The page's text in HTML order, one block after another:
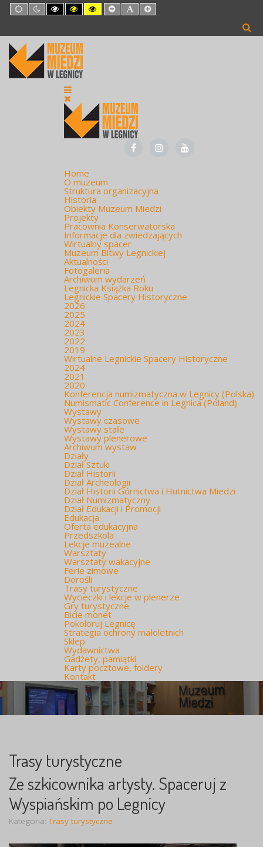
Default
mode
Night
mode
High
Contrast
mode
High
Contrast
mode
High
Contrast
mode
Set
Smaller
Set
Default
Set
Larger
Home
O muzeum
Struktura organizacyjna
Historia
Obiekty Muzeum Miedzi
Projekty
Pracownia Konserwatorska
Informacje dla zwiedzających
Wirtualny spacer
Muzeum Bitwy Legnickiej
Aktualności
Fotogaleria
Archiwum wydarzeń
Legnicka Książka Roku
Legnickie Spacery Historyczne
2026
2025
2024
2023
2022
2019
Wirtualne Legnickie Spacery Historyczne
2024
2021
2020
Konferencja numizmatyczna w Legnicy (Polska)
Numismatic Conference in Legnica (Poland)
Wystawy
Wystawy czasowe
Wystawy stałe
Wystawy plenerowe
Archiwum wystaw
Działy
Dział Sztuki
Dział Historii
Dział Archeologii
Dział Historii Górnictwa i Hutnictwa Miedzi
Dział Numizmatyczny
Dział Edukacji i Promocji
Edukacja
Oferta edukacyjna
Przedszkola
Lekcje muzealne
Warsztaty
Warsztaty wakacyjne
Ferie zimowe
Dorośli
Trasy turystyczne
Wycieczki i lekcje w plenerze
Gry turystyczne
Bicie monet
Pokoloruj Legnicę
Strategia ochrony małoletnich
Sklep
Wydawnictwa
Gadżety, pamiątki
Karty pocztowe, foldery
Kontakt
Trasy turystyczne
Ze szkicownika artysty. Spaceruj z
Wyspiańskim po Legnicy
Kategoria:Trasy turystyczne